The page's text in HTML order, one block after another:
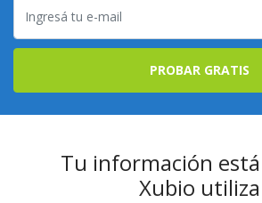
PROBAR GRATIS
Tu información
Xubio utiliza